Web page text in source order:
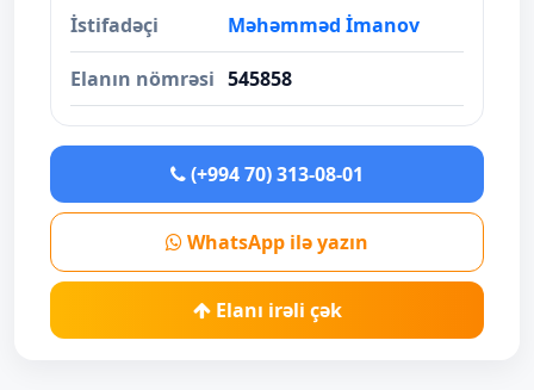
İstifadəçi Məhəmməd İmanov
Elanın nömrəsi 545858
(+994 70) 313-08-01
WhatsApp ilə yazın
Elanı irəli çək